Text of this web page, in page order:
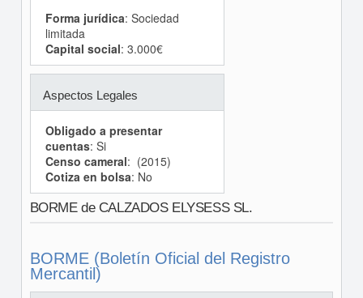
Forma jurídica: Sociedad
limitada
Capital social: 3.000€
Aspectos Legales
Obligado a presentar
cuentas: Si
Censo cameral: (2015)
Cotiza en bolsa: No
BORME de CALZADOS ELYSESS SL.
BORME (Boletín Oficial del Registro
Mercantil)